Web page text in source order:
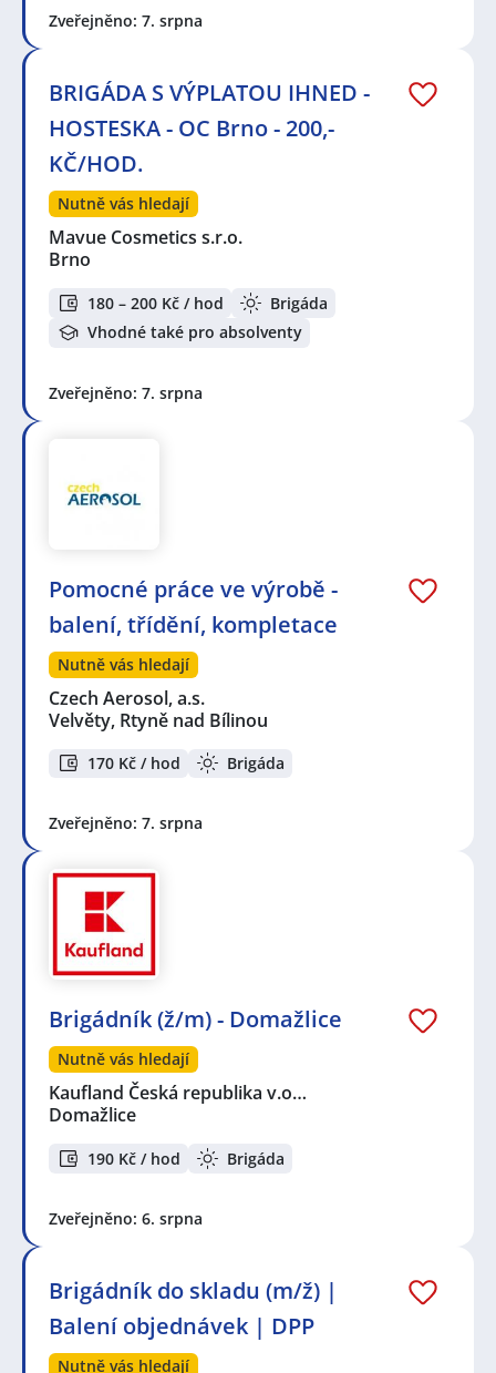
Zveřejněno: 7. srpna
BRIGÁDA S VÝPLATOU IHNED -
HOSTESKA - OC Brno - 200,-
KČ/HOD.
Nutně vás hledají
Mavue Cosmetics s.r.o.
Brno
180 – 200 Kč / hod
Brigáda
Vhodné také pro absolventy
Zveřejněno: 7. srpna
Pomocné práce ve výrobě -
balení, třídění, kompletace
Nutně vás hledají
Czech Aerosol, a.s.
Velvěty, Rtyně nad Bílinou
170 Kč / hod Brigáda
Zveřejněno: 7. srpna
Brigádník (ž/m) - Domažlice
Nutně vás hledají
Kaufland Česká republika v.o…
Domažlice
190 Kč / hod Brigáda
Zveřejněno: 6. srpna
Brigádník do skladu (m/ž) |
Balení objednávek | DPP
Nutně vás hledají